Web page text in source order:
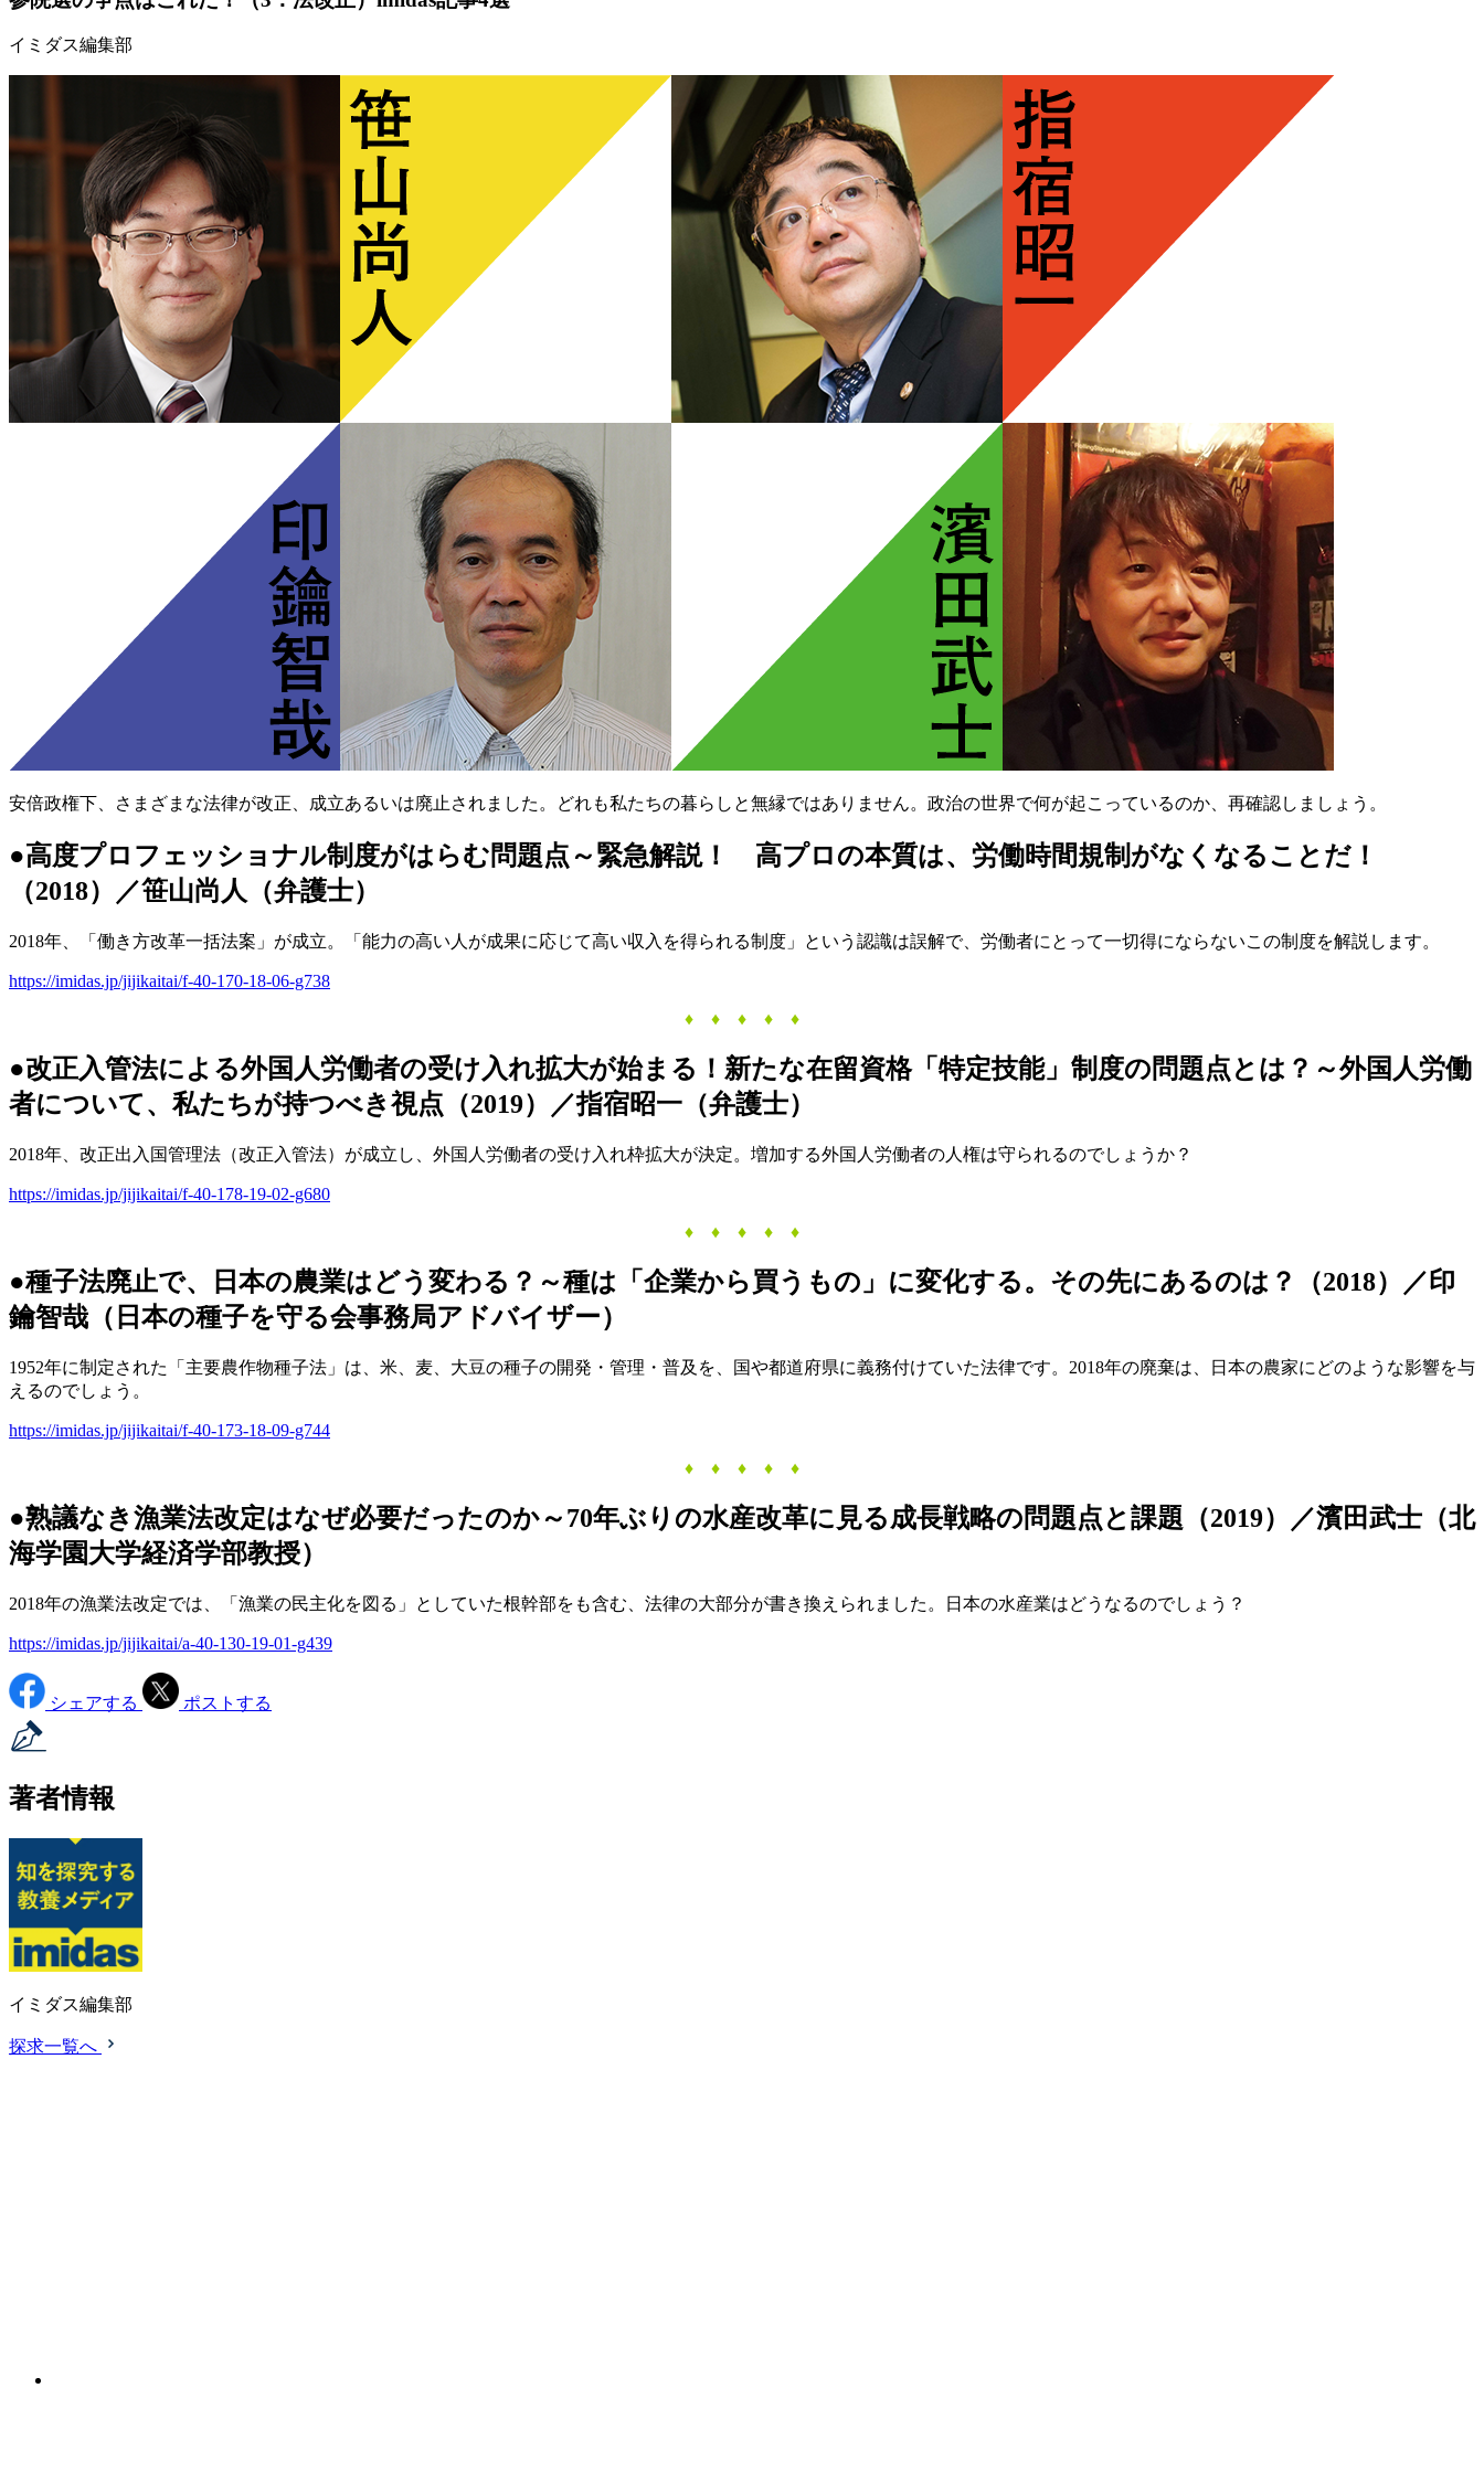
イミダス編集部
安倍政権下、さまざまな法律が改正、成立あるいは廃止されました。どれも私たちの暮らしと無縁ではありません。政治の世界で何が起こっているのか、再確認しましょう。
●高度プロフェッショナル制度がはらむ問題点～緊急解説！ 高プロの本質は、労働時間規制がなくなることだ！
（2018）／笹山尚人（弁護士）
2018年、「働き方改革一括法案」が成立。「能力の高い人が成果に応じて高い収入を得られる制度」という認識は誤解で、労働者にとって一切得にならないこの制度を解説します。
https://imidas.jp/jijikaitai/f-40-170-18-06-g738
♦ ♦ ♦ ♦ ♦
●改正入管法による外国人労働者の受け入れ拡大が始まる！新たな在留資格「特定技能」制度の問題点とは？～外国人労働
者について、私たちが持つべき視点（2019）／指宿昭一（弁護士）
2018年、改正出入国管理法（改正入管法）が成立し、外国人労働者の受け入れ枠拡大が決定。増加する外国人労働者の人権は守られるのでしょうか？
https://imidas.jp/jijikaitai/f-40-178-19-02-g680
♦ ♦ ♦ ♦ ♦
●種子法廃止で、日本の農業はどう変わる？～種は「企業から買うもの」に変化する。その先にあるのは？（2018）／印
鑰智哉（日本の種子を守る会事務局アドバイザー）
1952年に制定された「主要農作物種子法」は、米、麦、大豆の種子の開発・管理・普及を、国や都道府県に義務付けていた法律です。2018年の廃棄は、日本の農家にどのような影響を与
えるのでしょう。
https://imidas.jp/jijikaitai/f-40-173-18-09-g744
♦ ♦ ♦ ♦ ♦
●熟議なき漁業法改定はなぜ必要だったのか～70年ぶりの水産改革に見る成長戦略の問題点と課題（2019）／濱田武士（北
海学園大学経済学部教授）
2018年の漁業法改定では、「漁業の民主化を図る」としていた根幹部をも含む、法律の大部分が書き換えられました。日本の水産業はどうなるのでしょう？
https://imidas.jp/jijikaitai/a-40-130-19-01-g439
シェアする ポストする
著者情報
イミダス編集部
探求一覧へ